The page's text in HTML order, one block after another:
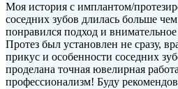
Моя история с имплантом/
соседних зубов длилась больше
понравился подход и
Протез был установлен не сразу,
прикус и особенности соседних
проделана точная ювелирная
профессионализм! Буду